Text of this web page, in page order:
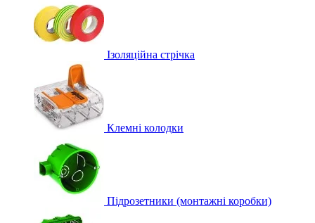
Ізоляційна стрічка
Клемні колодки
Підрозетники (монтажні коробки)